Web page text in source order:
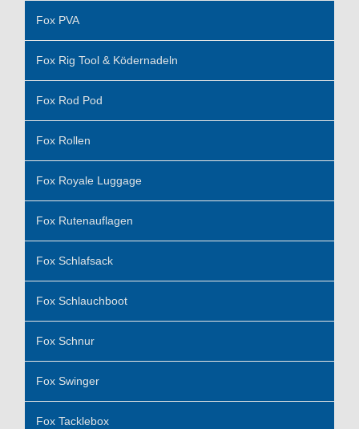
Fox PVA
Fox Rig Tool & Ködernadeln
Fox Rod Pod
Fox Rollen
Fox Royale Luggage
Fox Rutenauflagen
Fox Schlafsack
Fox Schlauchboot
Fox Schnur
Fox Swinger
Fox Tacklebox